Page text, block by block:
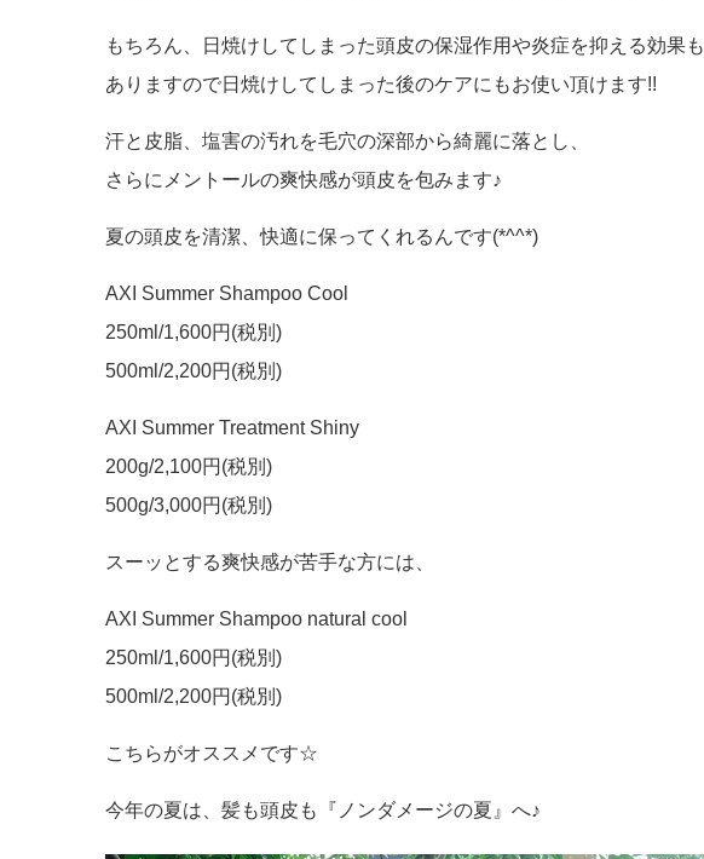
もちろん、日焼けしてしまった頭皮の保湿作用や炎症を抑える効果も
ありますので日焼けしてしまった後のケアにもお使い頂けます!!
汗と皮脂、塩害の汚れを毛穴の深部から綺麗に落とし、
さらにメントールの爽快感が頭皮を包みます♪
夏の頭皮を清潔、快適に保ってくれるんです(*^^*)
AXI Summer Shampoo Cool
250ml/1,600円(税別)
500ml/2,200円(税別)
AXI Summer Treatment Shiny
200g/2,100円(税別)
500g/3,000円(税別)
スーッとする爽快感が苦手な方には、
AXI Summer Shampoo natural cool
250ml/1,600円(税別)
500ml/2,200円(税別)
こちらがオススメです☆
今年の夏は、髪も頭皮も『ノンダメージの夏』へ♪